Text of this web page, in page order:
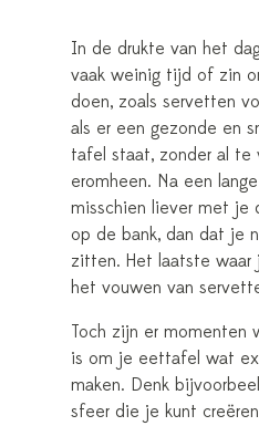
In de drukte van het
vaak weinig tijd of zin
doen, zoals servetten
als er een gezonde en
tafel staat, zonder al te
eromheen. Na een
misschien liever met je
op de bank, dan dat je
zitten. Het laatste waar
het vouwen van
Toch zijn er momenten
is om je eettafel wat
maken. Denk
sfeer die je kunt